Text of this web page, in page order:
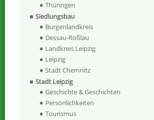
Thüringen
Siedlungsbau
Burgenlandkreis
Dessau-Roßlau
Landkreis Leipzig
Leipzig
Stadt Chemnitz
Stadt Leipzig
Geschichte & Geschichten
Persönlichkeiten
Tourismus